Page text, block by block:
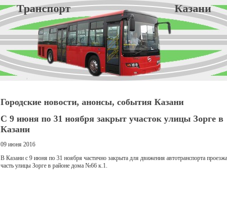
Транспорт Казани
Городские новости, анонсы, события Казани
С 9 июня по 31 ноября закрыт участок улицы Зорге в
Казани
09 июня 2016
В Казани с 9 июня по 31 ноября частично закрыта для движения автотранспорта
часть улицы Зорге в районе дома №66 к.1.